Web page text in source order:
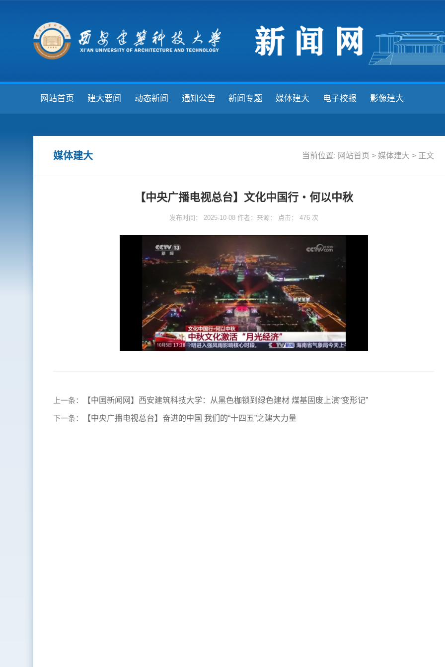
网站首页 建大要闻 动态新闻 通知公告 新闻专题 媒体建大 电子校报 影像建大
媒体建大 当前位置: 网站首页 > 媒体建大 > 正文
【中央广播电视总台】文化中国行・何以中秋
发布时间： 2025-10-08 作者：来源： 点击： 476次
上一条： 【中国新闻网】西安建筑科技大学：从黑色枷锁到绿色建材 煤基固废上演“变形记”
下一条： 【中央广播电视总台】奋进的中国 我们的“十四五”之建大力量